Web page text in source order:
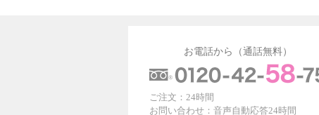
お電話から（通話無料）
ご注文：24時間
お問い合わせ：音声自動応答24時間